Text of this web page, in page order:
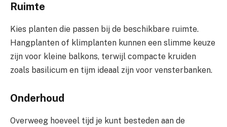
Ruimte
Kies planten die passen bij de beschikbare ruimte.
Hangplanten of klimplanten kunnen een slimme keuze
zijn voor kleine balkons, terwijl compacte kruiden
zoals basilicum en tijm ideaal zijn voor vensterbanken.
Onderhoud
Overweeg hoeveel tijd je kunt besteden aan de